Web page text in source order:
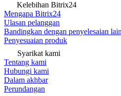
Kelebihan Bitrix24
Mengapa Bitrix24
Ulasan pelanggan
Bandingkan dengan penyelesaian lain
Penyesuaian produk
Syarikat kami
Tentang kami
Hubungi kami
Dalam akhbar
Perundangan